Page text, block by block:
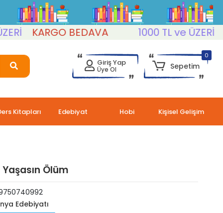
KARGO BEDAVA 1000 TL ve ÜZERİ
Giriş Yap
Üye Ol
0
Sepetim
Kitapları Edebiyat Hobi Kişisel Gelişim
Ölüm
Edebiyatı